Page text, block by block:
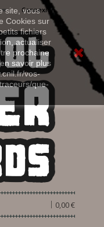
site, vous
Cookies sur
fichiers
actualiser
prochaine
savoir plus
vos-
que-
Connexion
0,00 €
|